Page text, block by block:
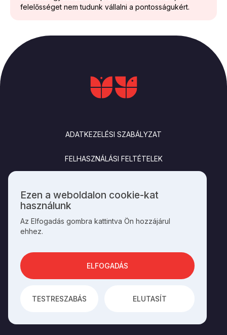
felelősséget nem tudunk vállalni a pontosságukért.
ADATKEZELÉSI SZABÁLYZAT
FELHASZNÁLÁSI FELTÉTELEK
SOCIALS
AZINTEGRAL VISION FEJLESZTETTE
Személyes
adatok
és
cookie-
használata
Ezen a weboldalon cookie-kat
használunk
Az Elfogadás gombra kattintva Ön hozzájárul
ehhez.
TESTRESZABÁS ELUTASÍT
ELFOGADÁS